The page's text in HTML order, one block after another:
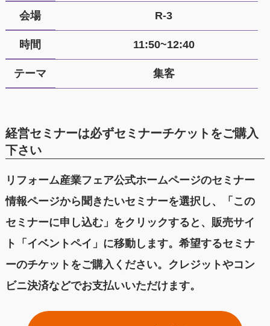
会場 R-3
時間 11:50~12:40
テーマ 集客
経営セミナーは必ずセミナーチケットをご購入
下さい
リフォーム産業フェア公式ホームページのセミナー
情報ページから聞きたいセミナーを選択し、「この
セミナーに申し込む」をクリックすると、販売サイ
ト「イベントペイ」に移動します。希望するセミナ
ーのチケットをご購入ください。クレジットやコン
ビニ決済などでお支払いいただけます。